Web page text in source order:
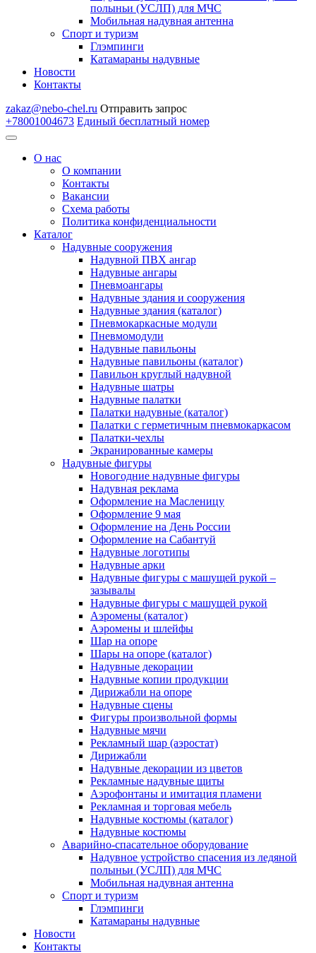
полыньи (УСЛП) для МЧС
Мобильная надувная антенна
Спорт и туризм
Глэмпинги
Катамараны надувные
Новости
Контакты
zakaz@nebo-chel.ru Отправить запрос
+78001004673 Единый бесплатный номер
О нас
О компании
Контакты
Вакансии
Схема работы
Политика конфиденциальности
Каталог
Надувные сооружения
Надувной ПВХ ангар
Надувные ангары
Пневмоангары
Надувные здания и сооружения
Надувные здания (каталог)
Пневмокаркасные модули
Пневмомодули
Надувные павильоны
Надувные павильоны (каталог)
Павильон круглый надувной
Надувные шатры
Надувные палатки
Палатки надувные (каталог)
Палатки с герметичным пневмокаркасом
Палатки-чехлы
Экранированные камеры
Надувные фигуры
Новогодние надувные фигуры
Надувная реклама
Оформление на Масленицу
Оформление 9 мая
Оформление на День России
Оформление на Сабантуй
Надувные логотипы
Надувные арки
Надувные фигуры с машущей рукой –
зазывалы
Надувные фигуры с машущей рукой
Аэромены (каталог)
Аэромены и шлейфы
Шар на опоре
Шары на опоре (каталог)
Надувные декорации
Надувные копии продукции
Дирижабли на опоре
Надувные сцены
Фигуры произвольной формы
Надувные мячи
Рекламный шар (аэростат)
Дирижабли
Надувные декорации из цветов
Рекламные надувные щиты
Аэрофонтаны и имитация пламени
Рекламная и торговая мебель
Надувные костюмы (каталог)
Надувные костюмы
Аварийно-спасательное оборудование
Надувное устройство спасения из ледяной
полыньи (УСЛП) для МЧС
Мобильная надувная антенна
Спорт и туризм
Глэмпинги
Катамараны надувные
Новости
Контакты